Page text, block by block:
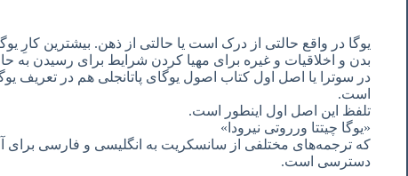
یوگا در واقع حالتی از درک است یا حالتی از ذهن. بیشترین کارِ
بدن و اخلاقیات و غیره برای مهیا کردن شرایط برای رسیدن به
در سوترا یا اصل اول کتاب اصول یوگای پاتانجلی هم در تعریف
است.
تلفظ این اصل اول اینطور است.
«یوگا چیتتا ورروتی نیرودا»
که ترجمه‌های مختلفی از سانسکریت به انگلیسی و فارسی برای
دسترسی است.